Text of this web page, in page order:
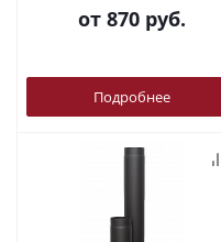
от 870 руб.
Подробнее